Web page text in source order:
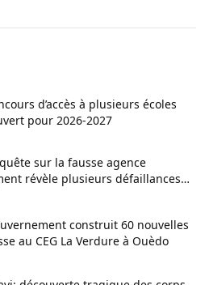
d’accès à plusieurs écoles
pour 2026-2027
sur la fausse agence
révèle plusieurs défaillances
construit 60 nouvelles
au CEG La Verdure à Ouèdo